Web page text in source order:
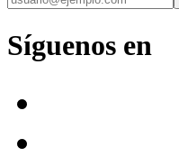
Síguenos en